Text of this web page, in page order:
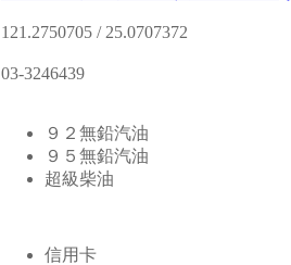
121.2750705 / 25.0707372
03-3246439
９２無鉛汽油
９５無鉛汽油
超級柴油
信用卡